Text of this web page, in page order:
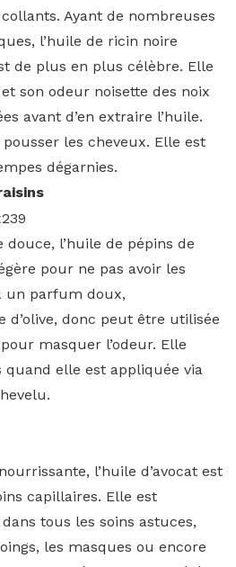
Ayant de nombreuses
l’huile de ricin noire
de plus en plus célèbre. Elle
son odeur noisette des noix
avant d’en extraire l’huile.
les cheveux. Elle est
dégarnies.
douce, l’huile de pépins de
pour ne pas avoir les
un parfum doux,
d’olive, donc peut être utilisée
masquer l’odeur. Elle
quand elle est appliquée via
l’huile d’avocat est
capillaires. Elle est
tous les soins astuces,
les masques ou encore